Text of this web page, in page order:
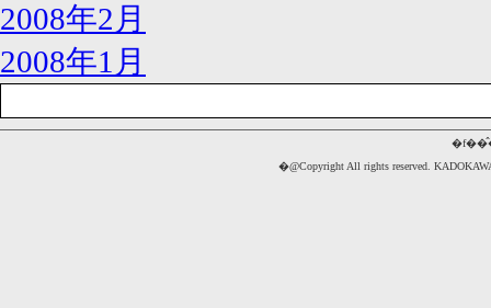
2008年2月
2008年1月
�@Copyright All rights reserved.